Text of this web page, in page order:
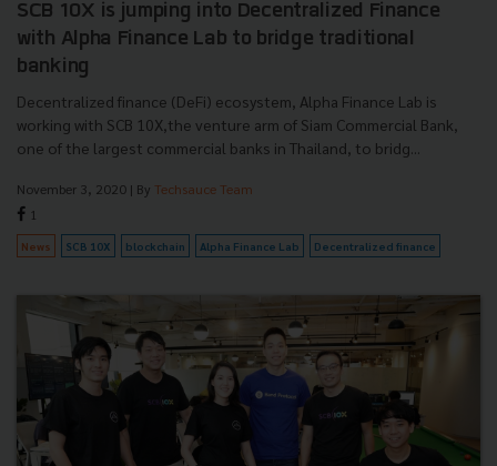
SCB 10X is jumping into Decentralized Finance
with Alpha Finance Lab to bridge traditional
banking
Decentralized finance (DeFi) ecosystem, Alpha Finance Lab is
working with SCB 10X,the venture arm of Siam Commercial Bank,
one of the largest commercial banks in Thailand, to bridg...
November 3, 2020 | By Techsauce Team
1
News SCB 10X blockchain Alpha Finance Lab Decentralized finance